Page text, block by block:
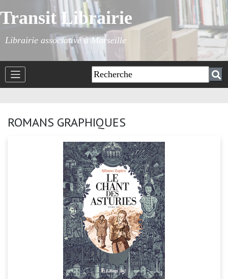
Transit Librairie
Librairie associative à Marseille
ROMANS GRAPHIQUES